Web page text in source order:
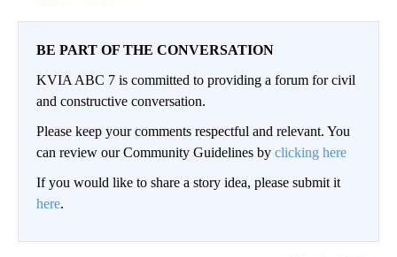
BE PART OF THE CONVERSATION
KVIA ABC 7 is committed to providing a forum for civil
and constructive conversation.
Please keep your comments respectful and relevant. You
can review our Community Guidelines by clicking here
If you would like to share a story idea, please submit it
here.